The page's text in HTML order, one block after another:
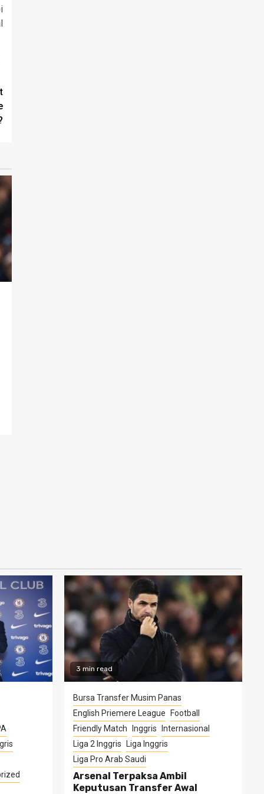
3 min read
Bursa Transfer Musim Panas
English Priemere League
Football
Friendly Match
Inggris
Internasional
Liga 2 Inggris
Liga Inggris
Liga Pro Arab Saudi
Arsenal Terpaksa Ambil
Keputusan Transfer Awal